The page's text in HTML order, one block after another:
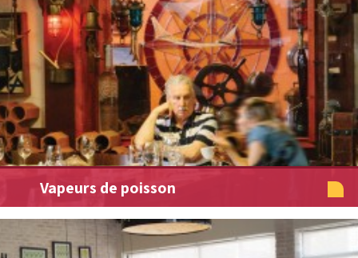
Vapeurs de poisson